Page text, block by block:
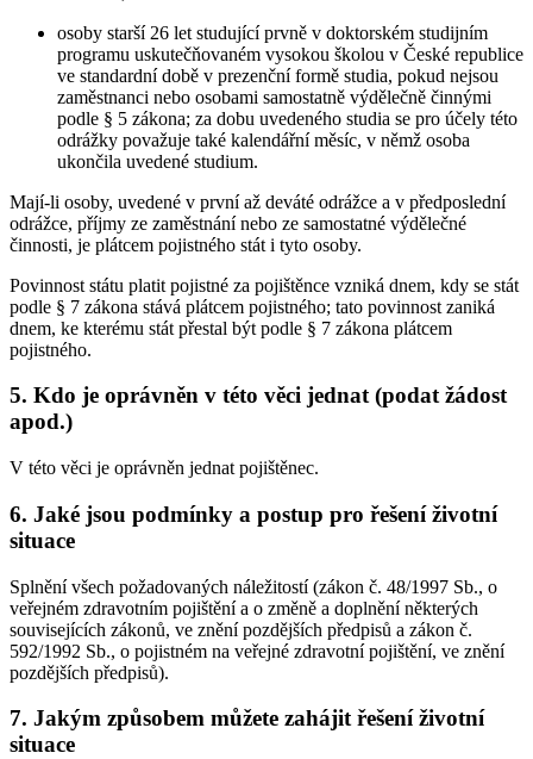
osoby starší 26 let studující prvně v doktorském studijním
programu uskutečňovaném vysokou školou v České republice
ve standardní době v prezenční formě studia, pokud nejsou
zaměstnanci nebo osobami samostatně výdělečně činnými
podle § 5 zákona; za dobu uvedeného studia se pro účely této
odrážky považuje také kalendářní měsíc, v němž osoba
ukončila uvedené studium.
Mají-li osoby, uvedené v první až deváté odrážce a v předposlední
odrážce, příjmy ze zaměstnání nebo ze samostatné výdělečné
činnosti, je plátcem pojistného stát i tyto osoby.
Povinnost státu platit pojistné za pojištěnce vzniká dnem, kdy se stát
podle § 7 zákona stává plátcem pojistného; tato povinnost zaniká
dnem, ke kterému stát přestal být podle § 7 zákona plátcem
pojistného.
5. Kdo je oprávněn v této věci jednat (podat žádost
apod.)
V této věci je oprávněn jednat pojištěnec.
6. Jaké jsou podmínky a postup pro řešení životní
situace
Splnění všech požadovaných náležitostí (zákon č. 48/1997 Sb., o
veřejném zdravotním pojištění a o změně a doplnění některých
souvisejících zákonů, ve znění pozdějších předpisů a zákon č.
592/1992 Sb., o pojistném na veřejné zdravotní pojištění, ve znění
pozdějších předpisů).
7. Jakým způsobem můžete zahájit řešení životní
situace